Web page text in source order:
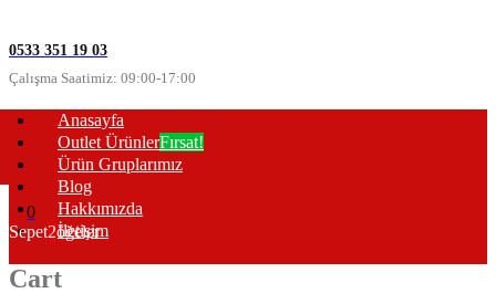
0533 351 19 03
Çalışma Saatimiz: 09:00-17:00
Anasayfa
Outlet ÜrünlerFırsat!
Ürün Gruplarımız
Blog
Hakkımızda
İletişim
0
Sepet2öğeler
Cart